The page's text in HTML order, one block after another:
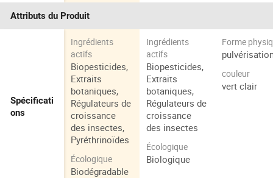
Attributs du Produit
Spécificati
ons
Ingrédients
actifs
Biopesticides,
Extraits
botaniques,
Régulateurs de
croissance
des insectes,
Pyréthrinoïdes
Écologique
Biodégradable
Ingrédients
actifs
Biopesticides,
Extraits
botaniques,
Régulateurs de
croissance
des insectes
Écologique
Biologique
Forme
couleur
vert clair